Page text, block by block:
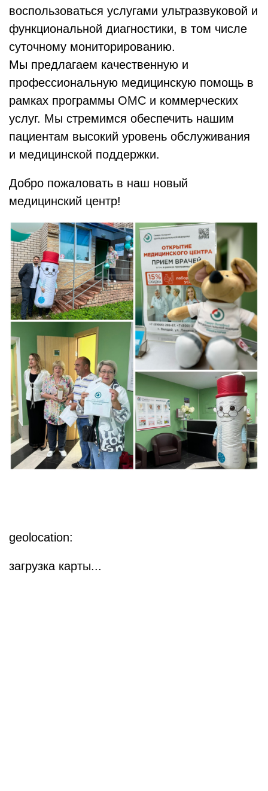
воспользоваться услугами ультразвуковой и
функциональной диагностики, в том числе
суточному мониторированию.
Мы предлагаем качественную и
профессиональную медицинскую помощь в
рамках программы ОМС и коммерческих
услуг. Мы стремимся обеспечить нашим
пациентам высокий уровень обслуживания
и медицинской поддержки.
Добро пожаловать в наш новый
медицинский центр!
geolocation:
загрузка карты...